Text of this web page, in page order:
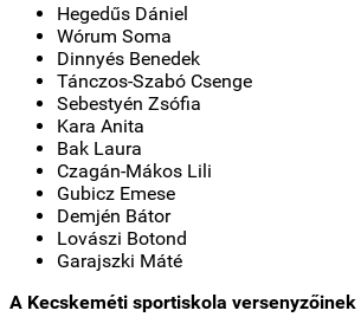
Hegedűs Dániel
Wórum Soma
Dinnyés Benedek
Tánczos-Szabó Csenge
Sebestyén Zsófia
Kara Anita
Bak Laura
Czagán-Mákos Lili
Gubicz Emese
Demjén Bátor
Lovászi Botond
Garajszki Máté
A Kecskeméti sportiskola